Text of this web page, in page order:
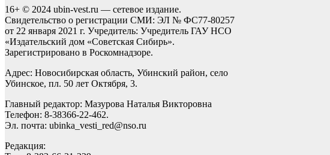
16+ © 2024 ubin-vest.ru — сетевое издание.
Свидетельство о регистрации СМИ: ЭЛ № ФС77-80257
от 22 января 2021 г. Учредитель: Учредитель ГАУ НСО
«Издательский дом «Советская Сибирь».
Зарегистрировано в Роскомнадзоре.
Адрес: Новосибирская область, Убинский район, село
Убинское, пл. 50 лет Октября, 3.
Главный редактор: Мазурова Наталья Викторовна
Телефон: 8-38366-22-462.
Эл. почта: ubinka_vesti_red@nso.ru
Редакция: